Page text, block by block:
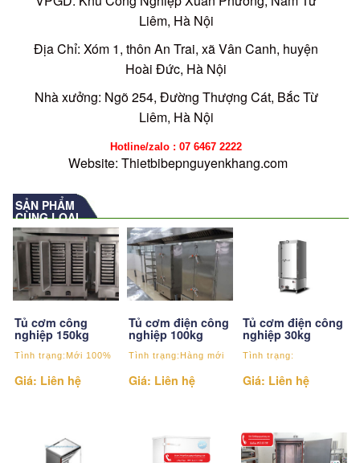
Liêm, Hà Nội
Địa Chỉ: Xóm 1, thôn An Trai, xã Vân Canh, huyện
Hoài Đức, Hà Nội
Nhà xưởng: Ngõ 254, Đường Thượng Cát, Bắc Từ
Liêm, Hà Nội
Hotline/zalo : 07 6467 2222
Website: Thietbibepnguyenkhang.com
SẢN PHẨM
CÙNG LOẠI
Tủ cơm công
nghiệp 150kg
Tình trạng:Mới 100%
Giá: Liên hệ
Tủ cơm điện công
nghiệp 100kg
Tình trạng:Hàng mới
Giá: Liên hệ
Tủ cơm điện công
nghiệp 30kg
Tình trạng:
Giá: Liên hệ